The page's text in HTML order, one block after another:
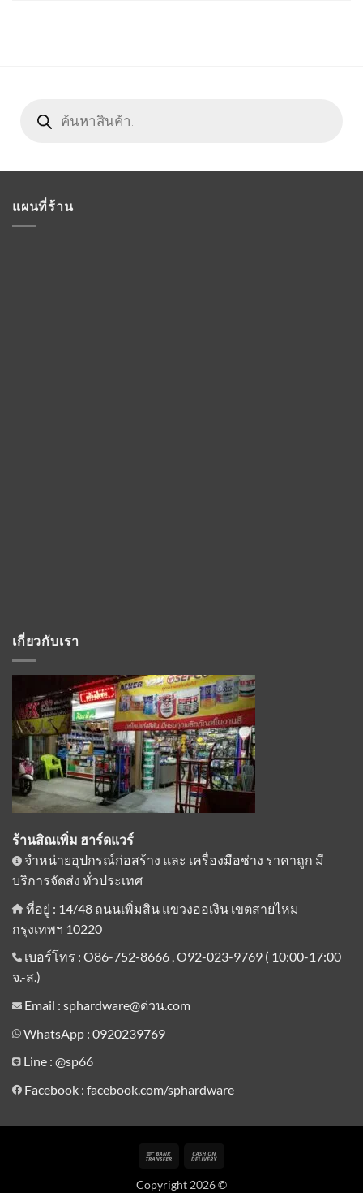
search
แผนที่ร้าน
เกี่ยวกับเรา
ร้านสิณเพิ่ม ฮาร์ดแวร์
จำหน่ายอุปกรณ์ก่อสร้าง และ เครื่องมือช่าง ราคาถูก มี
บริการจัดส่ง ทั่วประเทศ
ที่อยู่ : 14/48 ถนนเพิ่มสิน แขวงออเงิน เขตสายไหม
กรุงเทพฯ 10220
เบอร์โทร : O86-752-8666 , O92-023-9769 ( 10:00-17:00
จ.-ส.)
Email : sphardware@ด่วน.com
WhatsApp : 0920239769
Line : @sp66
Facebook : facebook.com/sphardware
Bank
Copyright 2026 ©